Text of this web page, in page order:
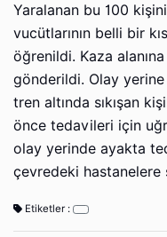
Yaralanan bu 100
vucütlarının belli bir
öğrenildi. Kaza
gönderildi. Olay
tren altında sıkışan
önce tedavileri için
olay yerinde ayakta
çevredeki hastanelere
Etiketler :